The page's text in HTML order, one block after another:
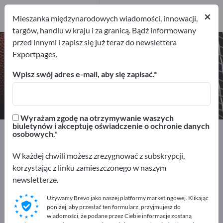
Odzież narciarska – znajdź
producentów i dostawców
2
2
Exportpages Sport i czas wolny
Ubranie sportowe
Reklamuj się bezpłatnie w serwisie
Exportpages!
Szukaj – Oferty – Towary używane – Kontakty biznesowe
>> zacznij tutaj
×
Mieszanka międzynarodowych wiadomości, innowacji,
targów, handlu w kraju i za granicą. Bądź informowany
przed innymi i zapisz się już teraz do newslettera
Exportpages.
Wpisz swój adres e-mail, aby się zapisać.
Wyrażam zgodę na otrzymywanie waszych
biuletynów i akceptuję oświadczenie o ochronie danych
osobowych.
W każdej chwili możesz zrezygnować z subskrypcji,
korzystając z linku zamieszczonego w naszym
newsletterze.
Używamy Brevo jako naszej platformy marketingowej. Klikając
poniżej, aby przesłać ten formularz, przyjmujesz do
wiadomości, że podane przez Ciebie informacje zostaną